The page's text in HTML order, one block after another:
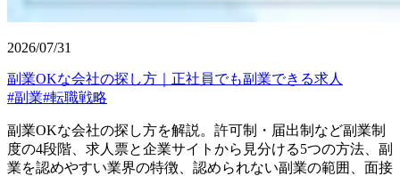
2026/07/31
副業OKな会社の探し方｜正社員でも副業できる求人
#副業#転職戦略
副業OKな会社の探し方を解説。許可制・届出制など副業制
度の4段階、求人票と企業サイトから見分ける5つの方法、副
業を認めやすい業界の特徴、認められない副業の範囲、面接